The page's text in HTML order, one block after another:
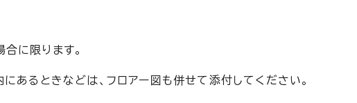
に限ります。
にあるときなどは、フロアー図も併せて添付してください。